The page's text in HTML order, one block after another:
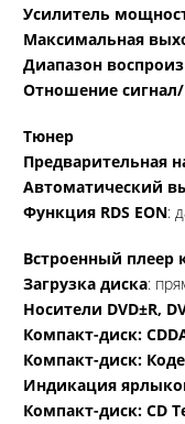
Усилитель
Максимальная
Диапазон
Отношение
Тюнер
Предварительная
Автоматический
Функция RDS EON:
Встроенный плеер
Загрузка диска:
Носители DVD±R,
Компакт-диск:
Компакт-диск:
Индикация
Компакт-диск: CD